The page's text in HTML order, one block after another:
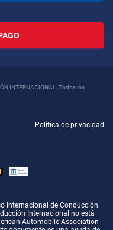
INTERNACIONAL. Todos los
Política de privacidad
Internacional de Conducción
Internacional no está
Automobile Association